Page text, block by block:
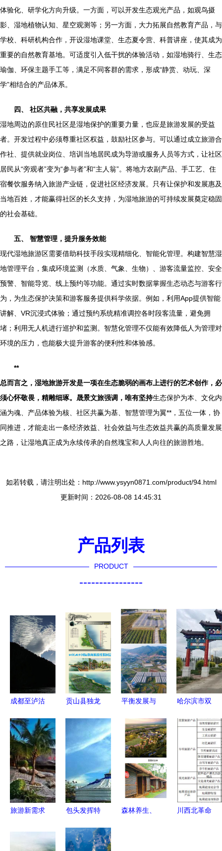
体验化、研学化方向升级。一方面，可以开发生态观光产品，如观鸟摄
影、湿地植物认知、星空观测等；另一方面，大力拓展自然教育产品，与
学校、科研机构合作，开设湿地课堂、生态夏令营、科普讲座，使其成为
重要的自然教育基地。可适度引入低干扰的体验活动，如湿地骑行、生态
瑜伽、环保主题手工等，满足不同客群的需求，形成“静赏、动玩、深
学”相结合的产品体系。
四、 社区共融，共享发展成果
湿地周边的原住民社区是湿地保护的重要力量，也应是旅游发展的受益
者。开发过程中必须尊重社区权益，鼓励社区参与。可以通过成立旅游合
作社、提供就业岗位、培训当地居民成为导游或服务人员等方式，让社区
居民从“旁观者”变为“参与者”和“主人翁”。将地方农副产品、手工艺、住
宿餐饮服务纳入旅游产业链，促进社区经济发展。只有让保护和发展惠及
当地百姓，才能赢得社区的长久支持，为湿地旅游的可持续发展奠定稳固
的社会基础。
五、 智慧管理，提升服务效能
现代湿地旅游区需要借助科技手段实现精细化、智能化管理。构建智慧湿
地管理平台，集成环境监测（水质、气象、生物）、游客流量监控、安全
预警、智能导览、线上预约等功能。通过实时数据掌握生态动态与游客行
为，为生态保护决策和游客服务提供科学依据。例如，利用App提供智能
讲解、VR沉浸式体验；通过预约系统精准调控各时段客流量，避免拥
堵；利用无人机进行巡护和监测。智慧化管理不仅能有效降低人为管理对
环境的压力，也能极大提升游客的便利性和体验感。
**
总而言之，湿地旅游开发是一项在生态脆弱的画布上进行的艺术创作，必
须心怀敬畏，精雕细琢。晟景文旅强调，唯有坚持生态保护为本、文化内
涵为魂、产品体验为核、社区共赢为基、智慧管理为翼**，五位一体，协
同推进，才能走出一条经济效益、社会效益与生态效益共赢的高质量发展
之路，让湿地真正成为永续传承的自然瑰宝和人人向往的旅游胜地。
如若转载，请注明出处：http://www.ysyyn0871.com/product/94.html
更新时间：2026-08-08 14:45:31
产品列表
PRODUCT
----------------
成都至泸沽
从蜀境到秘
境的三小时
加速之旅
贡山县独龙
江国际生态
旅游区旅游
发展与开发
建设总体规
划
平衡发展与
景点开发的
可持续之路
哈尔滨市双
色研学旅游
线路正式发
布 行走田
野间，探索
历史与科技
的交汇
旅游新需求
景，还要品
包头发挥特
资243亿元
森林养生、
川西北革命